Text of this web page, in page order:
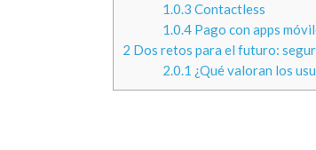
1.0.3 Contactless
1.0.4 Pago con apps
2 Dos retos para el futuro:
2.0.1 ¿Qué valoran los